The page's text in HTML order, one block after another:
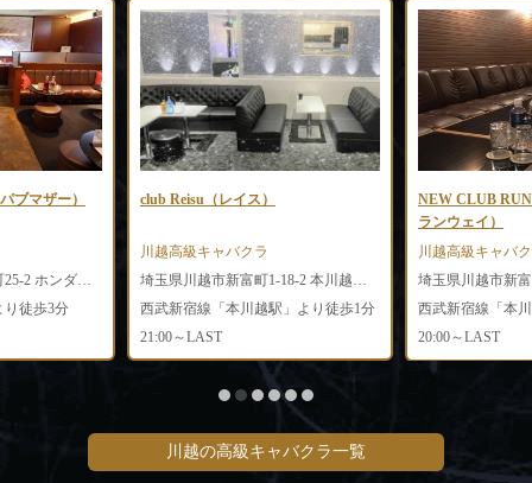
ブマザー）
埼玉県川越市脇田本町25-2 ホンダ弐番館2F
り徒歩3分
club Reisu（レイス）
川越高級キャバクラ
西武新宿線「本川越駅」より徒歩1分
21:00～LAST
NEW CLUB
ランウェイ）
川越高級キャバ
20:00～LAST
川越の高級キャバクラ一覧